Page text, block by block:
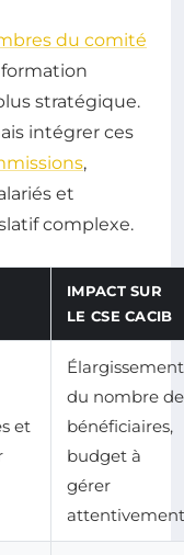
du comité
stratégique.
intégrer ces
,
et
complexe.
IMPACT SUR
LE CSE CACIB
et
Élargissement
du nombre de
bénéficiaires,
budget à
gérer
attentivement